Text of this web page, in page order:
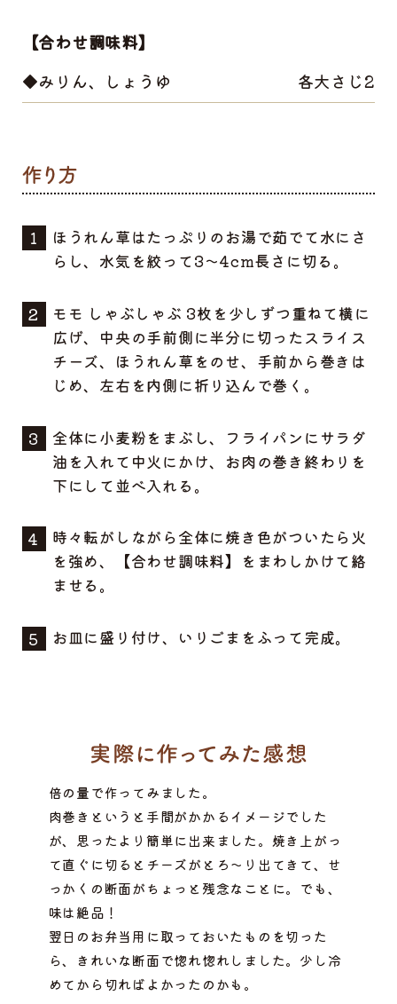
【合わせ調味料】
◆みりん、しょうゆ
各大さじ2
ほうれん草はたっぷりのお湯で茹でて水にさ
らし、水気を絞って3～4cm長さに切る。
モモ しゃぶしゃぶ 3枚を少しずつ重ねて横に
広げ、中央の手前側に半分に切ったスライス
チーズ、ほうれん草をのせ、手前から巻きは
じめ、左右を内側に折り込んで巻く。
全体に小麦粉をまぶし、フライパンにサラダ
油を入れて中火にかけ、お肉の巻き終わりを
下にして並べ入れる。
時々転がしながら全体に焼き色がついたら火
を強め、【合わせ調味料】をまわしかけて絡
ませる。
お皿に盛り付け、いりごまをふって完成。
倍の量で作ってみました。
肉巻きというと手間がかかるイメージでした
が、思ったより簡単に出来ました。焼き上がっ
て直ぐに切るとチーズがとろ～り出てきて、せ
っかくの断面がちょっと残念なことに。でも、
味は絶品！
翌日のお弁当用に取っておいたものを切った
ら、きれいな断面で惚れ惚れしました。少し冷
めてから切ればよかったのかも。